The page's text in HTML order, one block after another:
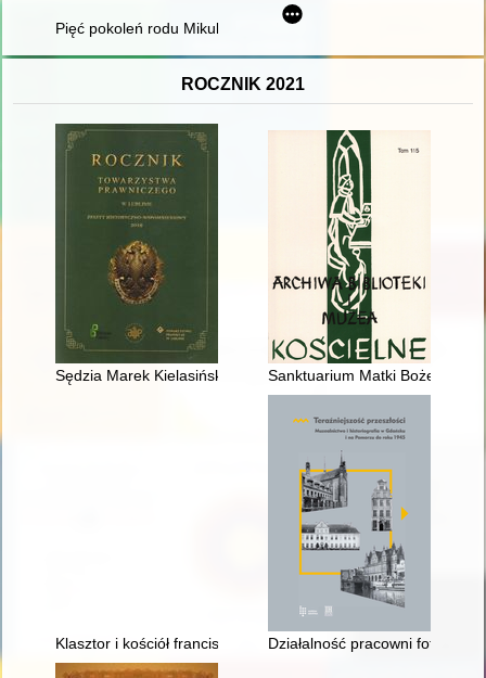
Pięć pokoleń rodu Mikulskich. T. 1
ROCZNIK 2021
Sędzia Marek Kielasiński (1931-2017)Sanktuarium Matki Bożej
Klasztor i kościół franciszkanów w Brzegu : fundacja oraz
Działalność pracowni